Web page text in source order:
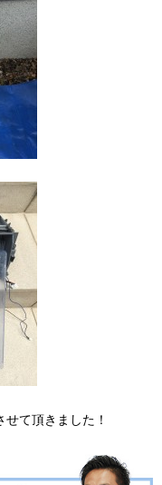
て頂きました！